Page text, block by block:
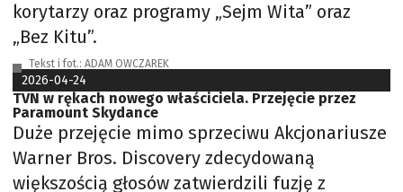
korytarzy oraz programy „Sejm Wita” oraz
„Bez Kitu”.
Tekst i fot.: ADAM OWCZAREK
2026-04-24
TVN w rękach nowego właściciela. Przejęcie przez
Paramount Skydance
Duże przejęcie mimo sprzeciwu Akcjonariusze
Warner Bros. Discovery zdecydowaną
większością głosów zatwierdzili fuzję z